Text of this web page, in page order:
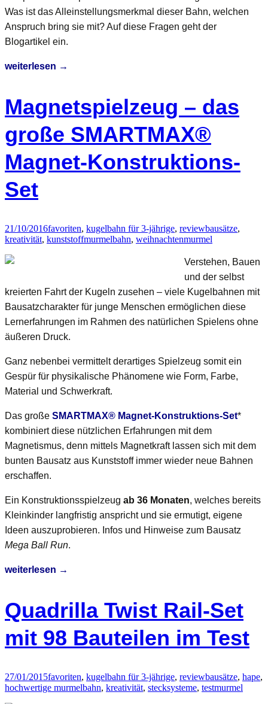
Was ist das Alleinstellungsmerkmal dieser Bahn, welchen
Anspruch bring sie mit? Auf diese Fragen geht der
Blogartikel ein.
Neu
Kugelbahnsystem
kleine
Ingenieure
weiterlesen →
Magnetspielzeug – das
große SMARTMAX®
Magnet-Konstruktions-
Set
21/10/2016favoriten, kugelbahn für 3-jährige, reviewbausätze,
kreativität, kunststoffmurmelbahn, weihnachtenmurmel
Verstehen, Bauen
und der selbst
kreierten Fahrt der Kugeln zusehen – viele Kugelbahnen mit
Bausatzcharakter für junge Menschen ermöglichen diese
Lernerfahrungen im Rahmen des natürlichen Spielens ohne
äußeren Druck.
Ganz nebenbei vermittelt derartiges Spielzeug somit ein
Gespür für physikalische Phänomene wie Form, Farbe,
Material und Schwerkraft.
Das große SMARTMAX® Magnet-Konstruktions-Set*
kombiniert diese nützlichen Erfahrungen mit dem
Magnetismus, denn mittels Magnetkraft lassen sich mit dem
bunten Bausatz aus Kunststoff immer wieder neue Bahnen
erschaffen.
Ein Konstruktionsspielzeug ab 36 Monaten, welches bereits
Kleinkinder langfristig anspricht und sie ermutigt, eigene
Ideen auszuprobieren. Infos und Hinweise zum Bausatz
Mega Ball Run.
Magnetspielzeug
große
SMARTMAX®
Magnet-
Set
weiterlesen →
Quadrilla Twist Rail-Set
mit 98 Bauteilen im Test
27/01/2015favoriten, kugelbahn für 3-jährige, reviewbausätze, hape,
hochwertige murmelbahn, kreativität, stecksysteme, testmurmel